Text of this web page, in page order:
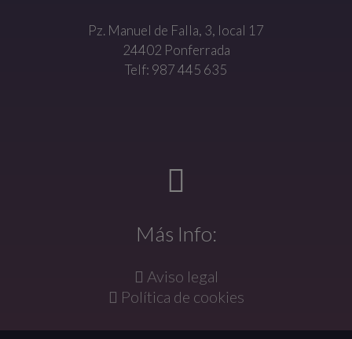
Pz. Manuel de Falla, 3, local 17
24402 Ponferrada
Telf: 987 445 635
Más Info:
Aviso legal
Política de cookies